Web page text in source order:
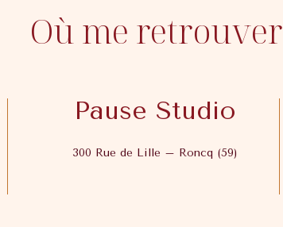
Où me retrouver
Pause Studio
300 Rue de Lille – Roncq (59)